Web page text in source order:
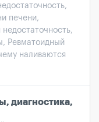
печени,
Ревматоидный
наливаются
диагностика,